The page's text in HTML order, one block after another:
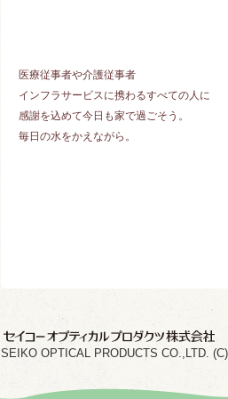
医療従事者や介護従事者
インフラサービスに携わるすべての人に
感謝を込めて今日も家で過ごそう。
毎日の水をかえながら。
SEIKO OPTICAL PRODUCTS CO.,LTD.